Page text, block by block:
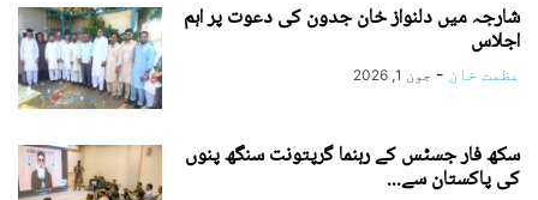
شارجہ میں دلنواز خان جدون کی دعوت پر اہم
اجلاس
عظمت خان - جون 1, 2026
سکھ فار جسٹس کے رہنما گرپتونت سنگھ پنوں
کی پاکستان سے...